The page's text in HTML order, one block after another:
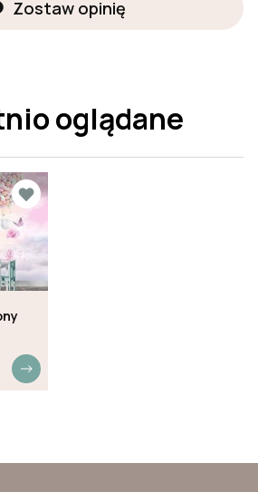
Zostaw opinię
oglądane